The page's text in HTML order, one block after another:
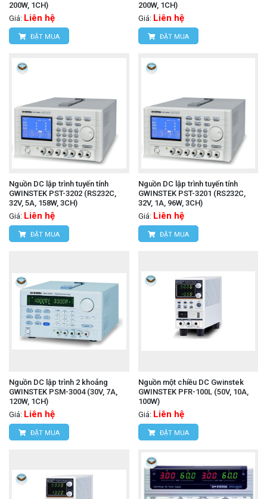
200W, 1CH)
Giá: Liên hệ
ĐẶT MUA
200W, 1CH)
Giá: Liên hệ
ĐẶT MUA
Nguồn DC lập trình tuyến tính
GWINSTEK PST-3202 (RS232C,
32V, 5A, 158W, 3CH)
Giá: Liên hệ
ĐẶT MUA
Nguồn DC lập trình tuyến tính
GWINSTEK PST-3201 (RS232C,
32V, 1A, 96W, 3CH)
Giá: Liên hệ
ĐẶT MUA
Nguồn DC lập trình 2 khoảng
GWINSTEK PSM-3004 (30V, 7A,
120W, 1CH)
Giá: Liên hệ
ĐẶT MUA
Nguồn một chiều DC Gwinstek
GWINSTEK PFR-100L (50V, 10A,
100W)
Giá: Liên hệ
ĐẶT MUA